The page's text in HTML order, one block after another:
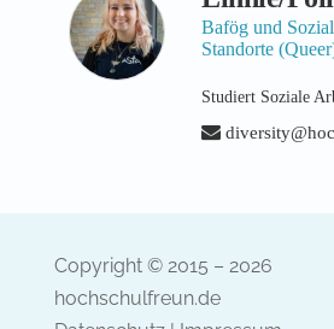
Bafög und
Standorte
Studiert Soziale
Copyright © 2015 – 2026
hochschulfreun.de